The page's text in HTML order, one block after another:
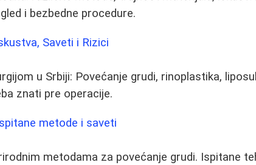
i bezbedne procedure.
Saveti i Rizici
u Srbiji: Povećanje grudi, rinoplastika,
znati pre operacije.
metode i saveti
metodama za povećanje grudi. Ispitane